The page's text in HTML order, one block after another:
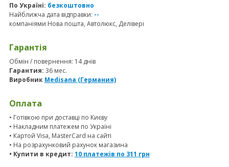
По Україні: безкоштовно
Найближча дата відправки: --
компаніями Нова пошта, Автолюкс, Делівері
Гарантія
Обмін / повернення: 14 днів
Гарантия: 36 мес.
Виробник Medisana (Германия)
Оплата
• Готівкою при доставці по Києву
• Накладним платежем по Україні
• Картой Visa, MasterCard на сайті
• На розрахунковий рахунок магазина
• Купити в кредит: 10 платежів по 311 грн